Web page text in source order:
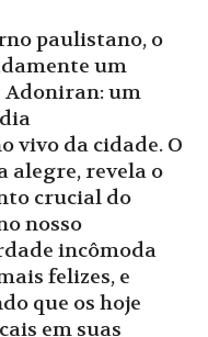
paulistano, o
um
Adoniran: um
vivo da cidade. O
alegre, revela o
crucial do
nosso
incômoda
felizes, e
que os hoje
em suas